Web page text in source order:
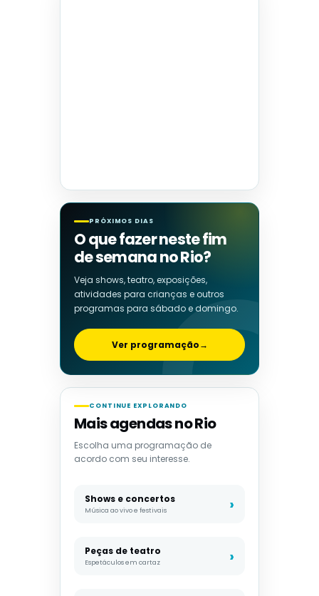
PRÓXIMOS DIAS
O que fazer neste fim
de semana no Rio?
Veja shows, teatro, exposições,
atividades para crianças e outros
programas para sábado e domingo.
Ver programação→
CONTINUE EXPLORANDO
Mais agendas no Rio
Escolha uma programação de
acordo com seu interesse.
Shows e concertos
Música ao vivo e festivais
Peças de teatro
Espetáculos em cartaz